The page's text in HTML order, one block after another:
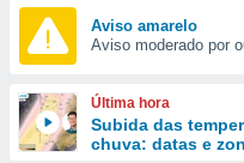
e
forma
digital
Aviso amarelo
Aviso moderado por
Última hora
Subida das
chuva: datas e